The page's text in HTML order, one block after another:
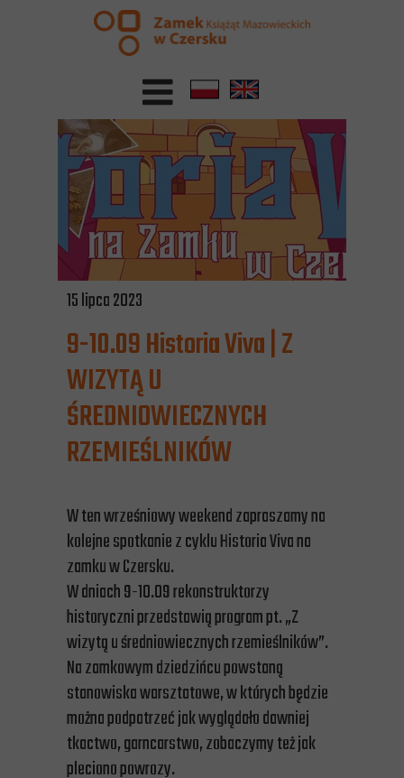
15 lipca 2023
9-10.09 Historia Viva | Z
WIZYTĄ U
ŚREDNIOWIECZNYCH
RZEMIEŚLNIKÓW
W ten wrześniowy weekend zapraszamy na
kolejne spotkanie z cyklu Historia Viva na
zamku w Czersku.
W dniach 9-10.09 rekonstruktorzy
historyczni przedstawią program pt. „Z
wizytą u średniowiecznych rzemieślników”.
Na zamkowym dziedzińcu powstaną
stanowiska warsztatowe, w których będzie
można podpatrzeć jak wyglądało dawniej
tkactwo, garncarstwo, zobaczymy też jak
pleciono powrozy.